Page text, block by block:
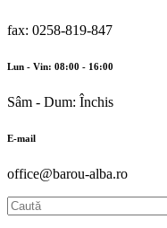
fax: 0258-819-847
Lun - Vin: 08:00 - 16:00
Sâm - Dum: Închis
E-mail
office@barou-alba.ro